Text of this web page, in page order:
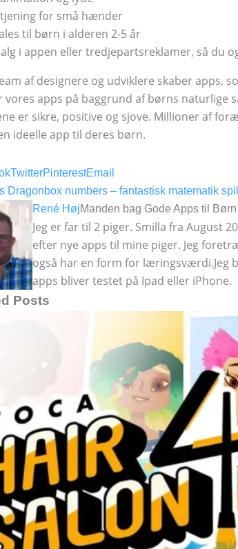
for små hænder
til børn i alderen 2-5 år
i appen eller tredjepartsreklamer, så du
af designere og udviklere skaber apps,
vores apps på baggrund af børns naturlige
er sikre, positive og sjove. Millioner af
ideelle app til deres børn.
TwitterPinterestEmail
Dragonbox numbers – fantastisk matematik spil
René HøjManden bag Gode Apps til
Jeg er far til 2 piger. Smilla fra August
efter nye apps til mine piger. Jeg
også har en form for læringsværdi.Jeg
apps bliver testet på Ipad eller iPhone.
Posts